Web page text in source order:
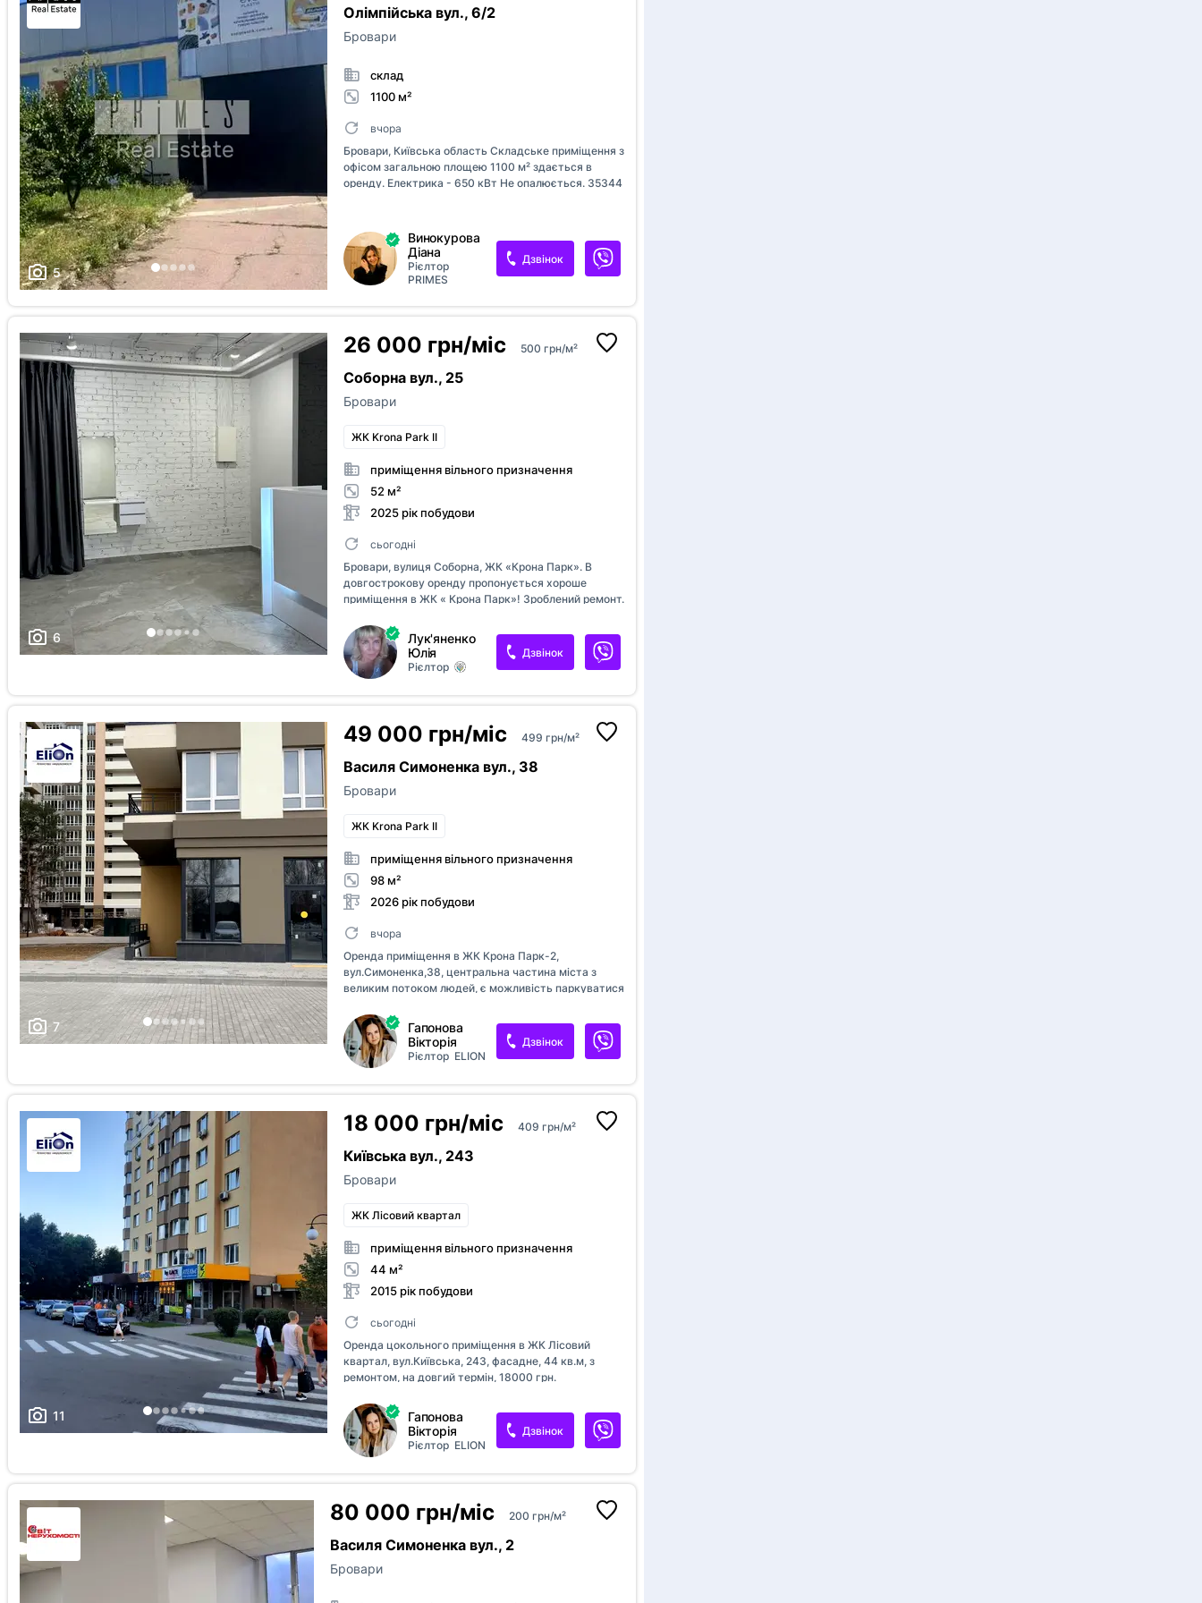
оплачуються комунальні платежі Для детальної
інформації та перегляду - звертайтесь за
телефоном.
5
Олімпійська вул., 6/2
Бровари
склад
1100 м²
вчора
Бровари, Київська область Складське приміщення з
офісом загальною площею 1100 м² здається в
оренду. Електрика - 650 кВт Не опалюється. 35344
Винокурова
Діана
Рієлтор
PRIMES
Дзвінок
6
26 000 грн/міс 500 грн/м²
Соборна вул., 25
Бровари
ЖК Krona Park II
приміщення вільного призначення
52 м²
2025 рік побудови
сьогодні
Бровари, вулиця Соборна, ЖК «Крона Парк». В
довгострокову оренду пропонується хороше
приміщення в ЖК « Крона Парк»! Зроблений ремонт.
бойлер, с/у, вода, опалення і т.д. Центр міста. Є
лічильник на воду, опалення та світло.. Можливо під
будь який вид бізнесу. Центр міста. Ціна: 26
000грн.+к.п. Телефонуйте: [телефон приховано].
Лук'яненко
Юлія
Рієлтор
Дзвінок
7
49 000 грн/міс 499 грн/м²
Василя Симоненка вул., 38
Бровари
ЖК Krona Park II
приміщення вільного призначення
98 м²
2026 рік побудови
вчора
Оренда приміщення в ЖК Крона Парк-2,
вул.Симоненка,38, центральна частина міста з
великим потоком людей, є можливість паркуватися
поверх, кутове, високі стелі, ціна 49000грн.
Гапонова
Вікторія
Рієлтор ELION
Дзвінок
11
18 000 грн/міс 409 грн/м²
Київська вул., 243
Бровари
ЖК Лісовий квартал
приміщення вільного призначення
44 м²
2015 рік побудови
сьогодні
Оренда цокольного приміщення в ЖК Лісовий
квартал, вул.Київська, 243, фасадне, 44 кв.м, з
ремонтом, на довгий термін, 18000 грн.
Гапонова
Вікторія
Рієлтор ELION
Дзвінок
80 000 грн/міс 200 грн/м²
Василя Симоненка вул., 2
Бровари